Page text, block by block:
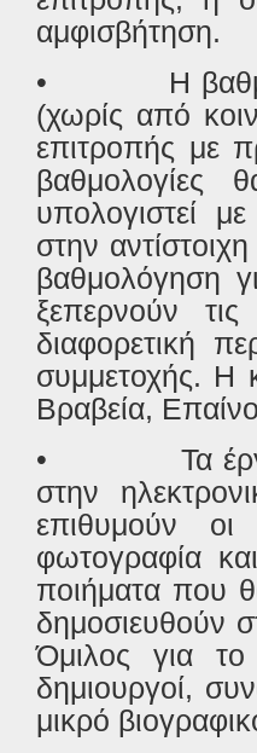
αμφισβήτηση.
•
Η
(χωρίς από
επιτροπής με
βαθμολογίες
υπολογιστεί
στην
βαθμολόγηση
ξεπερνούν
διαφορετική
συμμετοχής. Η
Βραβεία,
•
Τα
στην
επιθυμούν
φωτογραφία
ποιήματα που
δημοσιευθούν
Όμιλος για
δημιουργοί,
μικρό